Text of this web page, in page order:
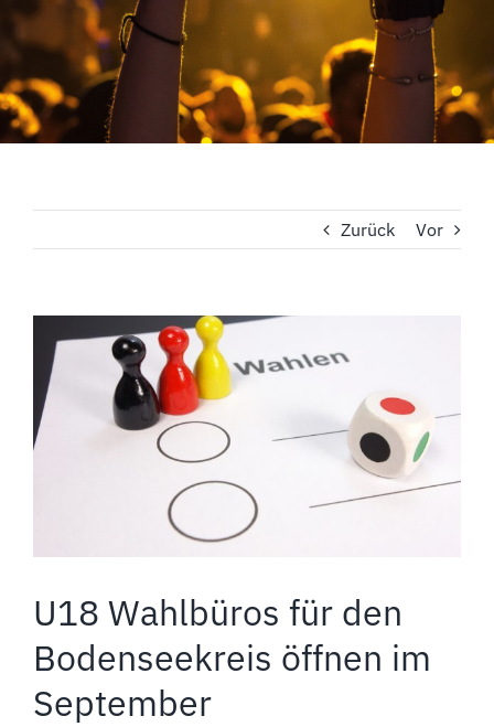
Zurück Vor
grösseres
Bild
U18 Wahlbüros für den
Bodenseekreis öffnen im
September